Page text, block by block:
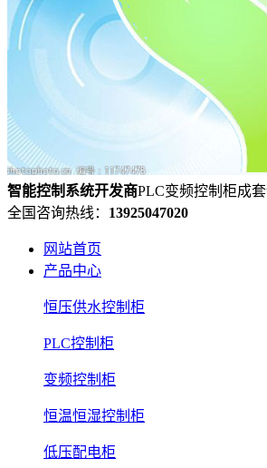
智能控制系统开发商PLC变频控制柜成
全国咨询热线： 13925047020
网站首页
产品中心
恒压供水控制柜
PLC控制柜
变频控制柜
恒温恒湿控制柜
低压配电柜